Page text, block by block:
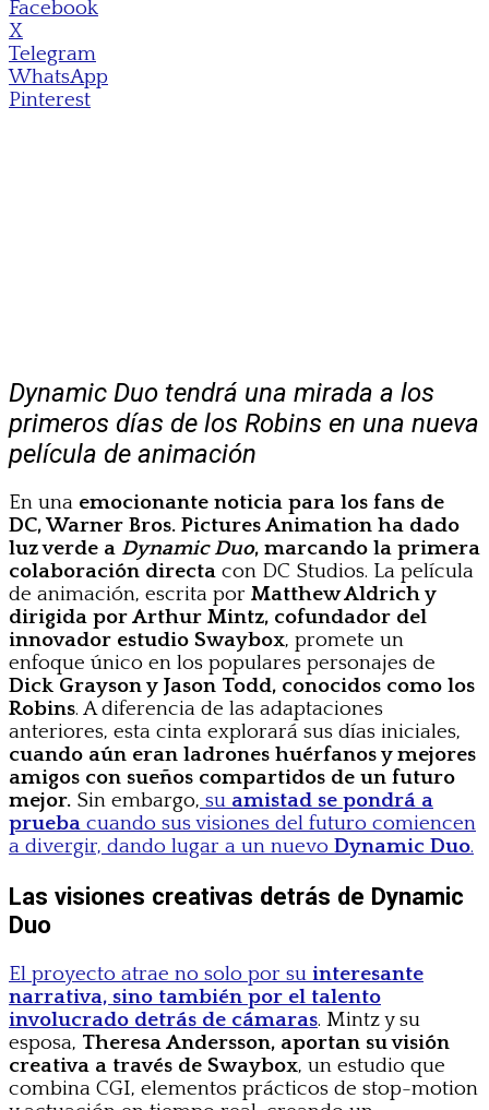
Facebook
X
Telegram
WhatsApp
Pinterest
Dynamic Duo tendrá una mirada a los
primeros días de los Robins en una nueva
película de animación
En una emocionante noticia para los fans de
DC, Warner Bros. Pictures Animation ha dado
luz verde a Dynamic Duo, marcando la primera
colaboración directa con DC Studios. La película
de animación, escrita por Matthew Aldrich y
dirigida por Arthur Mintz, cofundador del
innovador estudio Swaybox, promete un
enfoque único en los populares personajes de
Dick Grayson y Jason Todd, conocidos como los
Robins. A diferencia de las adaptaciones
anteriores, esta cinta explorará sus días iniciales,
cuando aún eran ladrones huérfanos y mejores
amigos con sueños compartidos de un futuro
mejor. Sin embargo, su amistad se pondrá a
prueba cuando sus visiones del futuro comiencen
a divergir, dando lugar a un nuevo Dynamic Duo.
Las visiones creativas detrás de Dynamic
Duo
El proyecto atrae no solo por su interesante
narrativa, sino también por el talento
involucrado detrás de cámaras. Mintz y su
esposa, Theresa Andersson, aportan su visión
creativa a través de Swaybox, un estudio que
combina CGI, elementos prácticos de stop-motion